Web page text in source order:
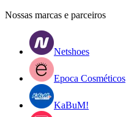
Nossas marcas e parceiros
Netshoes
Epoca Cosméticos
KaBuM!